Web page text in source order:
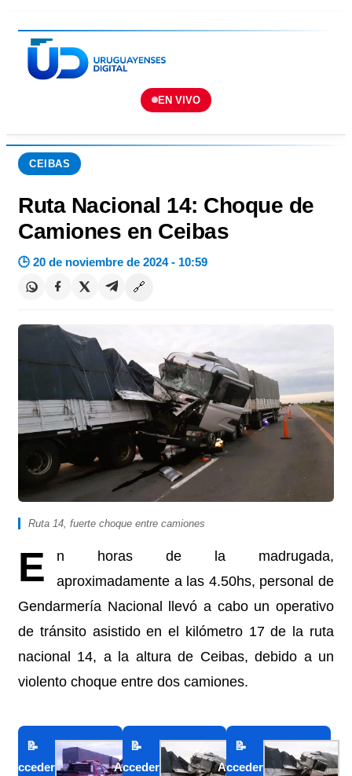
EN VIVO
CEIBAS
Ruta Nacional 14: Choque de
Camiones en Ceibas
🕒 20 de noviembre de 2024 - 10:59
🔗
Ruta 14, fuerte choque entre camiones
E
n horas de la madrugada,
aproximadamente a las 4.50hs, personal de
Gendarmería Nacional llevó a cabo un operativo
de tránsito asistido en el kilómetro 17 de la ruta
nacional 14, a la altura de Ceibas, debido a un
violento choque entre dos camiones.